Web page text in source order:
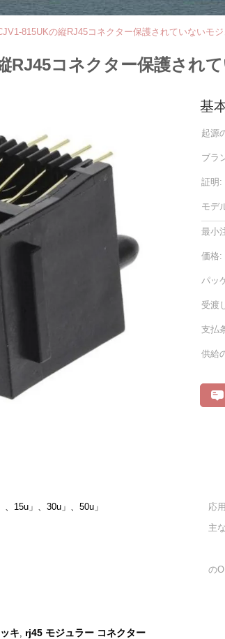
815UKの縦RJ45コネクター保護されていないモ
RJ45コネクター保護され
基
起源
ブラ
証明:
モデ
最小
価格:
パッ
受渡
支払
供給
15u」、30u」、50u」 応
主
の
キ, rj45 モジュラー コネクター